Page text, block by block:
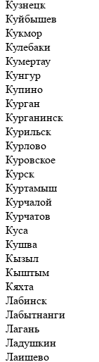
Кузнецк
Куйбышев
Кукмор
Кулебаки
Кумертау
Кунгур
Купино
Курган
Курганинск
Курильск
Курлово
Куровское
Курск
Куртамыш
Курчалой
Курчатов
Куса
Кушва
Кызыл
Кыштым
Кяхта
Лабинск
Лабытнанги
Лагань
Ладушкин
Лаишево